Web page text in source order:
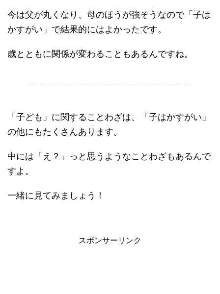
今は父が丸くなり、母のほうが強そうなので「子は
かすがい」で結果的にはよかったです。
歳とともに関係が変わることもあるんですね。
「子ども」に関することわざは、「子はかすがい」
の他にもたくさんあります。
中には「え？」っと思うようなことわざもあるんで
すよ。
一緒に見てみましょう！
スポンサーリンク